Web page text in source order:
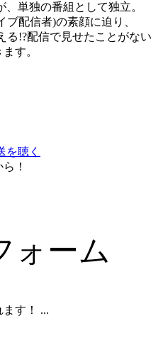
、単独の番組として独立。
配信者)の素顔に迫り、
る!?配信で見せたことがない
す。
を聴く
！
ォーム
す！ ...